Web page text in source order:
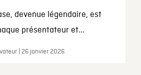
devenue légendaire, est
présentateur et...
| 26 janvier 2026